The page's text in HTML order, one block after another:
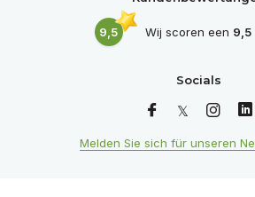
9,5 Wij scoren een 9,5
Socials
Melden Sie sich für unseren